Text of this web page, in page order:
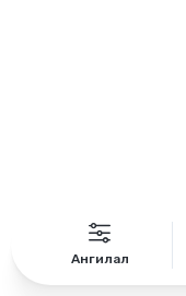
Ангилал